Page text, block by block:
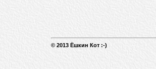
© 2013 Ёшкин Кот :-)